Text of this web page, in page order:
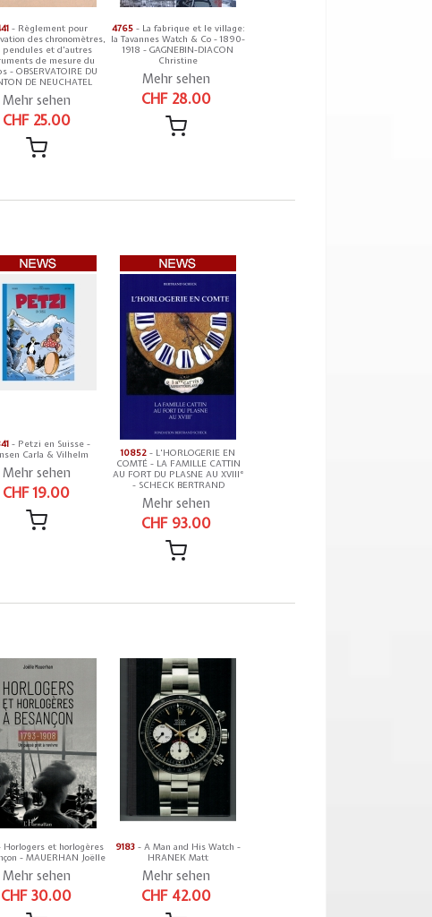
- Règlement pour
des chronomètres,
pendules et d'autres
de mesure du
- OBSERVATOIRE DU
DE NEUCHATEL
Mehr sehen
CHF 25.00
4765- La fabrique et le village:
la Tavannes Watch & Co - 1890-
1918 - GAGNEBIN-DIACON
Christine
Mehr sehen
CHF 28.00
- Petzi en Suisse -
Carla & Vilhelm
Mehr sehen
CHF 19.00
10852 - L'HORLOGERIE EN
COMTÉ - LA FAMILLE CATTIN
AU FORT DU PLASNE AU XVIII°
- SCHECK BERTRAND
Mehr sehen
CHF 93.00
et horlogères
- MAUERHAN Joëlle
Mehr sehen
CHF 30.00
9183 - A Man and His Watch -
HRANEK Matt
Mehr sehen
CHF 42.00